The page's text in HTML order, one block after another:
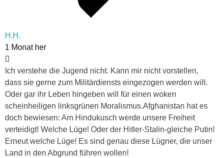
H.H.
1 Monat her
Ich verstehe die Jugend nicht. Kann mir nicht vorstellen,
dass sie gerne zum Militärdiensts eingezogen werden will.
Oder gar ihr Leben hingeben will für einen woken
scheinheiligen linksgrünen Moralismus.Afghanistan hat es
doch bewiesen: Am Hindukusch werde unsere Freiheit
verteidigt! Welche Lüge! Oder der Hitler-Stalin-gleiche Putin!
Erneut welche Lüge! Es sind genau diese Lügner, die unser
Land in den Abgrund führen wollen!